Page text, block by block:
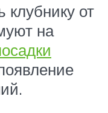
клубнику от
на